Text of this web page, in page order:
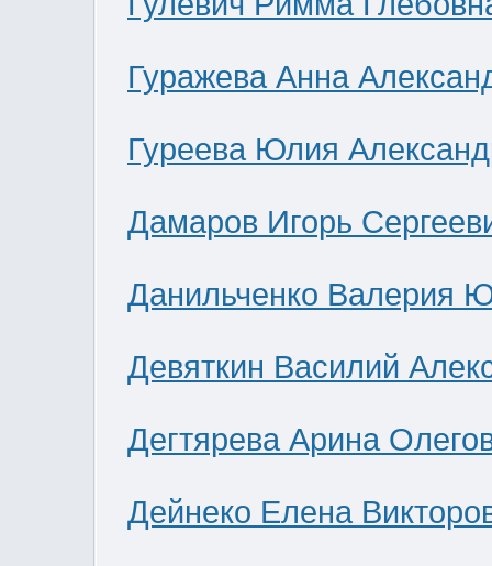
Гуражева Анна
Гуреева Юлия
Дамаров Игорь
Данильченко Валерия
Девяткин Василий
Дегтярева Арина
Дейнеко Елена